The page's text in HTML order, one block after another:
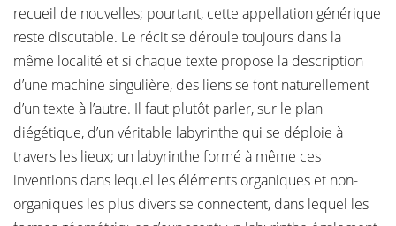
recueil de nouvelles; pourtant, cette appellation générique
reste discutable. Le récit se déroule toujours dans la
même localité et si chaque texte propose la description
d’une machine singulière, des liens se font naturellement
d’un texte à l’autre. Il faut plutôt parler, sur le plan
diégétique, d’un véritable labyrinthe qui se déploie à
travers les lieux; un labyrinthe formé à même ces
inventions dans lequel les éléments organiques et non-
organiques les plus divers se connectent, dans lequel les